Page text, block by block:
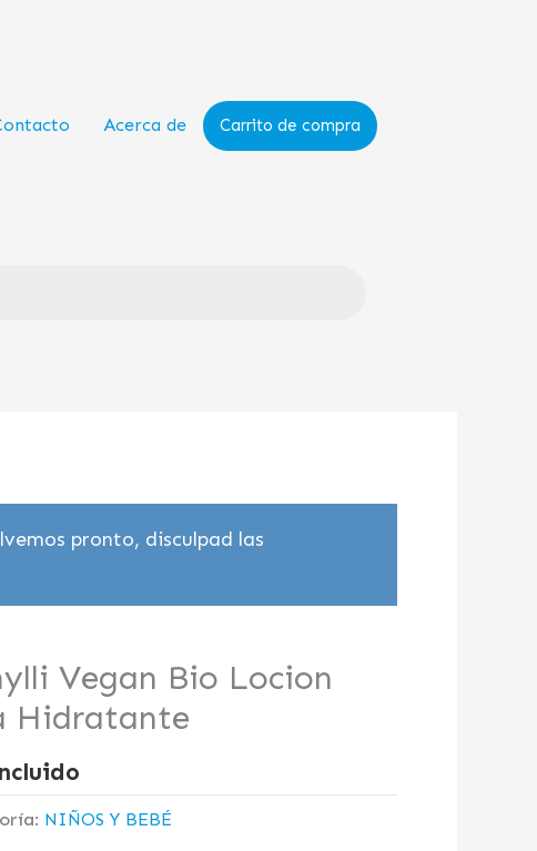
Acerca de Carrito de compra
pronto, disculpad las
Vegan Bio Locion
Hidratante
NIÑOS Y BEBÉ